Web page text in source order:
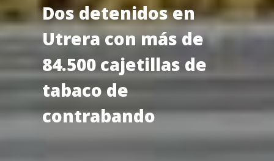
Dos detenidos en
Utrera con más de
84.500 cajetillas de
tabaco de
contrabando